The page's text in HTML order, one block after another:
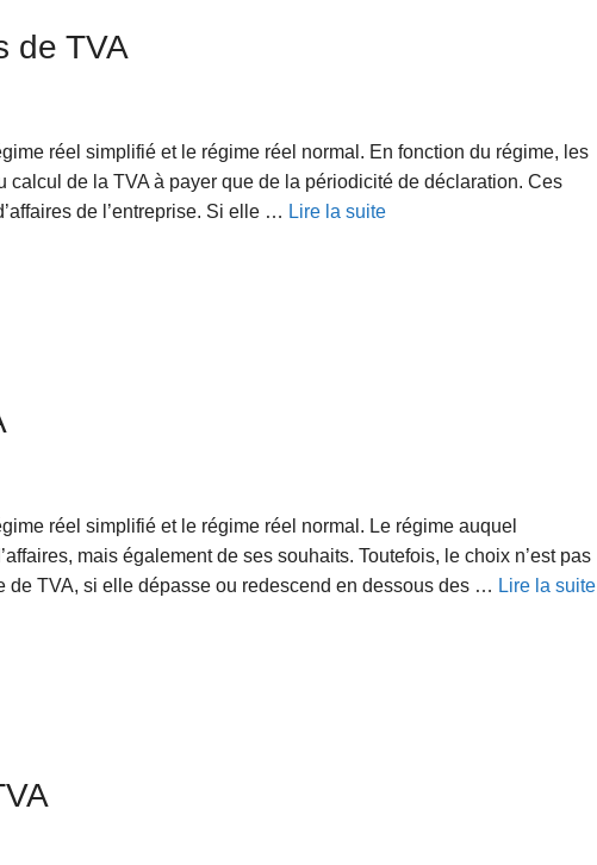
de TVA
réel simplifié et le régime réel normal. En fonction du régime, les
calcul de la TVA à payer que de la périodicité de déclaration. Ces
de l’entreprise. Si elle … Lire la suite
réel simplifié et le régime réel normal. Le régime auquel
mais également de ses souhaits. Toutefois, le choix n’est pas
de TVA, si elle dépasse ou redescend en dessous des … Lire la suite